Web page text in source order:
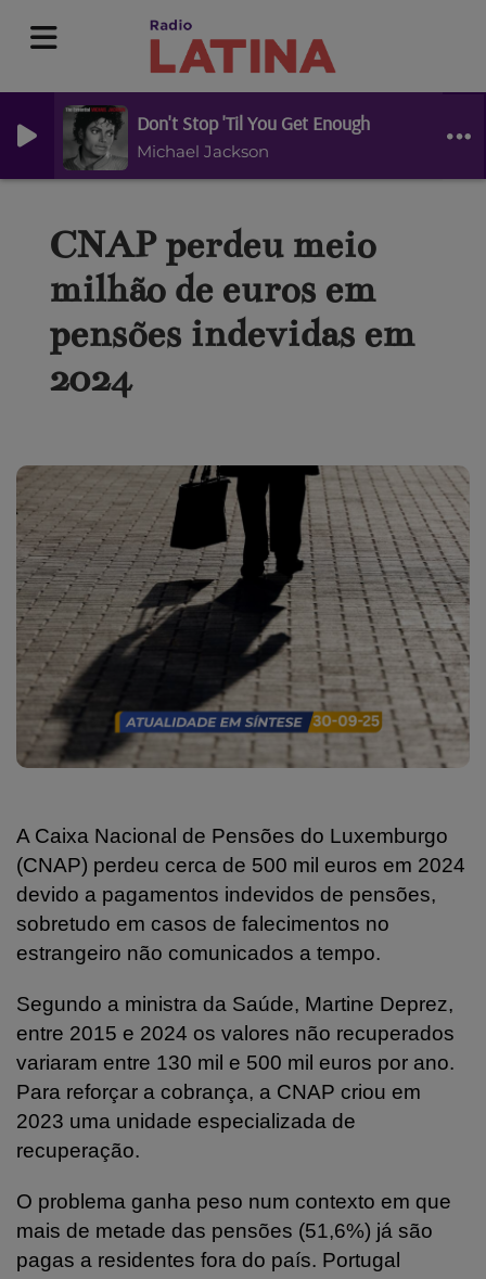
Don't Stop 'Til You Get Enough
Michael Jackson
CNAP perdeu meio
milhão de euros em
pensões indevidas em
2024
A Caixa Nacional de Pensões do Luxemburgo
(CNAP) perdeu cerca de 500 mil euros em 2024
devido a pagamentos indevidos de pensões,
sobretudo em casos de falecimentos no
estrangeiro não comunicados a tempo.
Segundo a ministra da Saúde, Martine Deprez,
entre 2015 e 2024 os valores não recuperados
variaram entre 130 mil e 500 mil euros por ano.
Para reforçar a cobrança, a CNAP criou em
2023 uma unidade especializada de
recuperação.
O problema ganha peso num contexto em que
mais de metade das pensões (51,6%) já são
pagas a residentes fora do país. Portugal